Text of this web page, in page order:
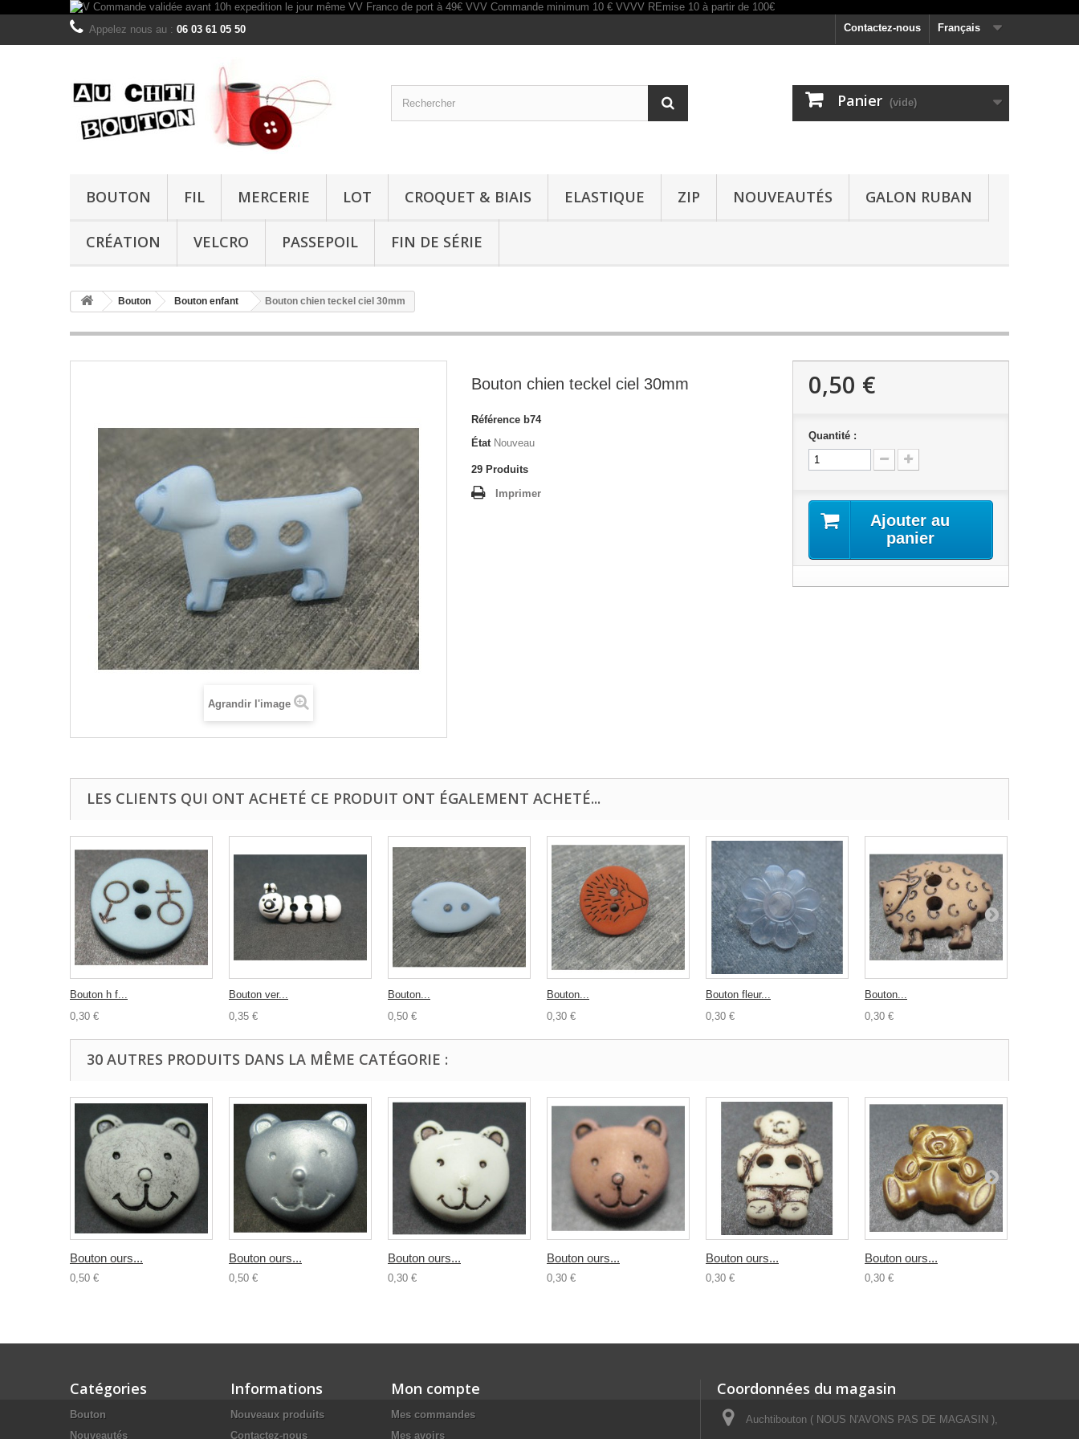
Français
Contactez-nous
Appelez nous au : 06 03 61 05 50
Panier (vide)
BOUTON FIL MERCERIE LOT CROQUET & BIAIS ELASTIQUE ZIP NOUVEAUTÉS GALON RUBAN
CRÉATION VELCRO PASSEPOIL FIN DE SÉRIE
Bouton Bouton enfant Bouton chien teckel ciel 30mm
Agrandir l'image
Bouton chien teckel ciel 30mm
Référence b74
État Nouveau
29 Produits
Imprimer
0,50 €
Quantité :
Ajouter au
panier
LES CLIENTS QUI ONT ACHETÉ CE PRODUIT ONT ÉGALEMENT ACHETÉ...
Bouton h f...
0,30 €
Bouton ver...
0,35 €
Bouton...
0,50 €
Bouton...
0,30 €
Bouton fleur...
0,30 €
Bouton...
0,30 €
30 AUTRES PRODUITS DANS LA MÊME CATÉGORIE :
Bouton ours...
0,50 €
Bouton ours...
0,50 €
Bouton ours...
0,30 €
Bouton ours...
0,30 €
Bouton ours...
0,30 €
Bouton ours...
0,30 €
Catégories
Bouton
Nouveautés
Informations
Nouveaux produits
Contactez-nous
Mon compte
Mes commandes
Mes avoirs
Coordonnées du magasin
Auchtibouton ( NOUS N'AVONS PAS DE MAGASIN ),